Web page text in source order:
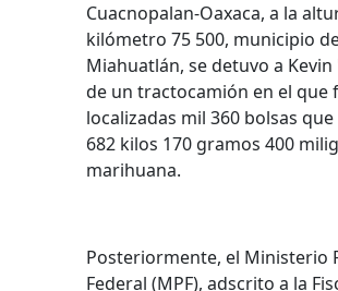
Cuacnopalan-Oaxaca, a la
kilómetro 75 500, municipio
Miahuatlán, se detuvo a
de un tractocamión en el que
localizadas mil 360 bolsas
682 kilos 170 gramos 400
marihuana.
Posteriormente, el Ministerio
Federal (MPF), adscrito a la